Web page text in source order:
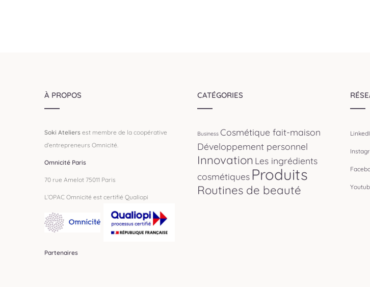
À PROPOS
Soki Ateliers est membre de la coopérative
d’entrepreneurs Omnicité.
Omnicité Paris
70 rue Amelot 75011 Paris
L’OPAC Omnicité est certifié Qualiopi
Partenaires
CATÉGORIES
Business Cosmétique fait-maison
Développement personnel
Innovation Les ingrédients
cosmétiques Produits
Routines de beauté